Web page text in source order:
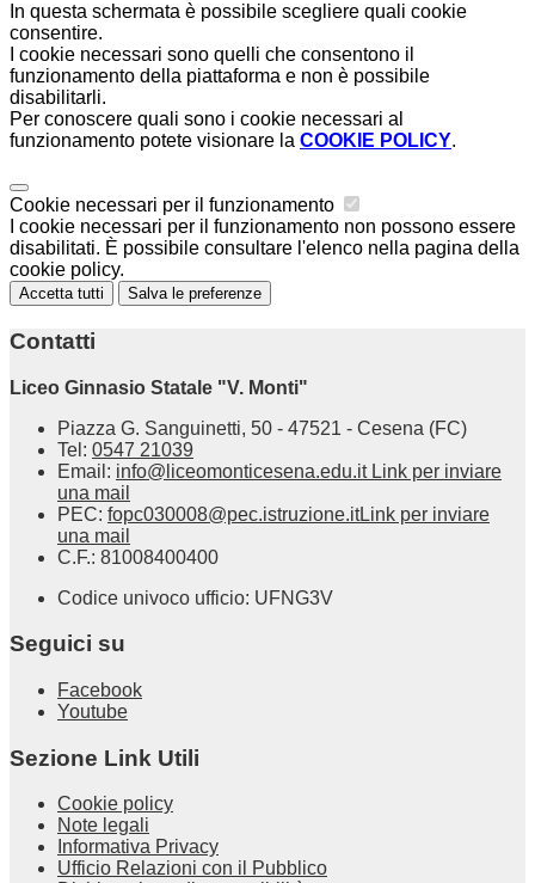
In questa schermata è possibile scegliere quali cookie
consentire.
I cookie necessari sono quelli che consentono il
funzionamento della piattaforma e non è possibile
disabilitarli.
Per conoscere quali sono i cookie necessari al
funzionamento potete visionare la COOKIE POLICY.
Cookie necessari per il funzionamento
I cookie necessari per il funzionamento non possono essere
disabilitati. È possibile consultare l'elenco nella pagina della
cookie policy.
Accetta tutti Salva le preferenze
Contatti
Liceo Ginnasio Statale "V. Monti"
Piazza G. Sanguinetti, 50 - 47521 - Cesena (FC)
Tel: 0547 21039
Email: info@liceomonticesena.edu.it Link per inviare
una mail
PEC: fopc030008@pec.istruzione.itLink per inviare
una mail
C.F.: 81008400400
Codice univoco ufficio: UFNG3V
Seguici su
Facebook
Youtube
Sezione Link Utili
Cookie policy
Note legali
Informativa Privacy
Ufficio Relazioni con il Pubblico